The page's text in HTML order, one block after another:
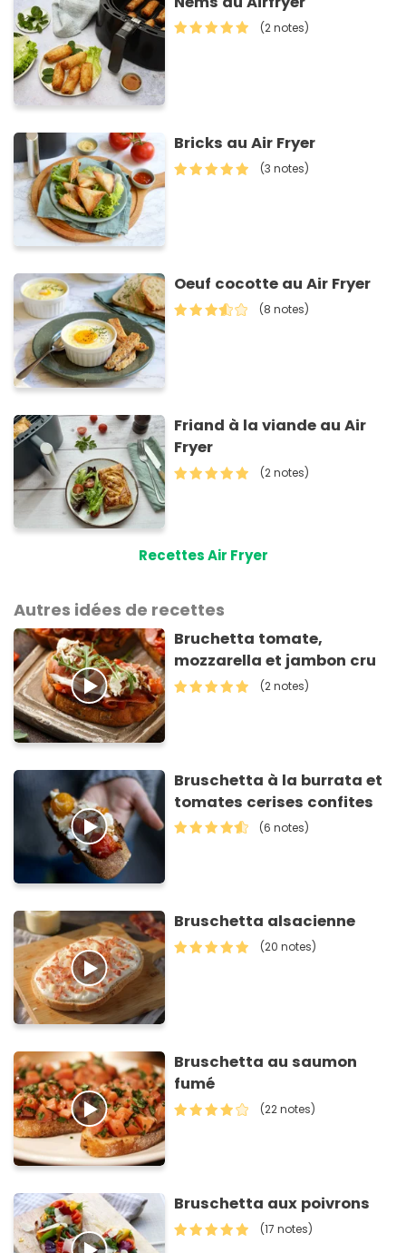
(2 notes)
Bricks au Air Fryer
(3 notes)
Oeuf cocotte au Air Fryer
(8 notes)
Friand à la viande au Air
Fryer
(2 notes)
Recettes Air Fryer
Autres idées de recettes
Bruchetta tomate,
mozzarella et jambon cru
(2 notes)
Bruschetta à la burrata et
tomates cerises confites
(6 notes)
Bruschetta alsacienne
(20 notes)
Bruschetta au saumon
fumé
(22 notes)
Bruschetta aux poivrons
(17 notes)